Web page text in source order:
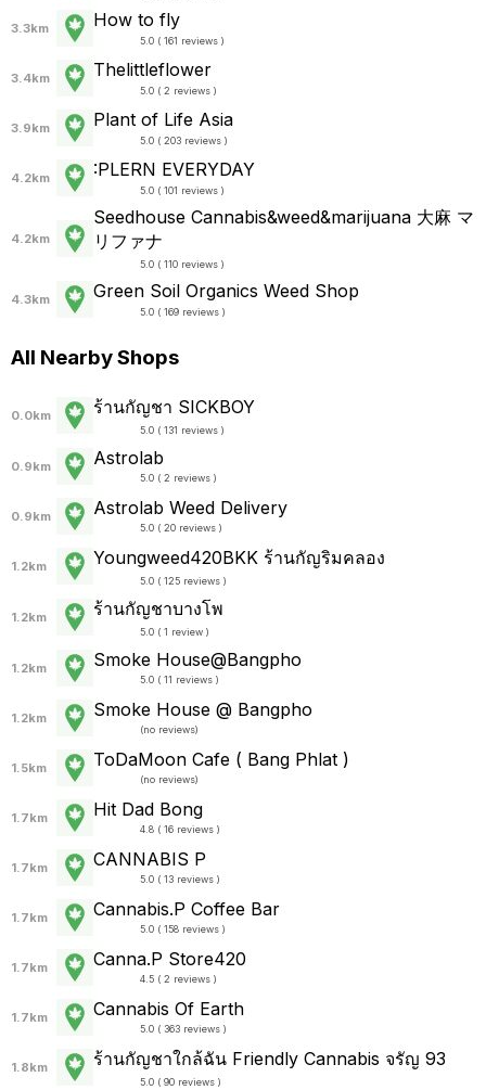
3.3km How to fly
5.0 ( 161 reviews )
3.4km Thelittleflower
5.0 ( 2 reviews )
3.9km Plant of Life Asia
5.0 ( 203 reviews )
4.2km :PLERN EVERYDAY
5.0 ( 101 reviews )
4.2km
Seedhouse Cannabis&weed&marijuana 大麻 マ
リファナ
5.0 ( 110 reviews )
4.3km Green Soil Organics Weed Shop
5.0 ( 169 reviews )
All Nearby Shops
0.0km ร้านกัญชา SICKBOY
5.0 ( 131 reviews )
0.9km Astrolab
5.0 ( 2 reviews )
0.9km Astrolab Weed Delivery
5.0 ( 20 reviews )
1.2km Youngweed420BKK ร้านกัญริมคลอง
5.0 ( 125 reviews )
1.2km ร้านกัญชาบางโพ
5.0 ( 1 review )
1.2km Smoke House@Bangpho
5.0 ( 11 reviews )
1.2km Smoke House @ Bangpho
(no reviews)
1.5km ToDaMoon Cafe ( Bang Phlat )
(no reviews)
1.7km Hit Dad Bong
4.8 ( 16 reviews )
1.7km CANNABIS P
5.0 ( 13 reviews )
1.7km Cannabis.P Coffee Bar
5.0 ( 158 reviews )
1.7km Canna.P Store420
4.5 ( 2 reviews )
1.7km Cannabis Of Earth
5.0 ( 363 reviews )
1.8km ร้านกัญชาใกล้ฉัน Friendly Cannabis จรัญ 93
5.0 ( 90 reviews )